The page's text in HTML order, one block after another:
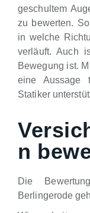
geschultem
zu bewerten.
in welche
verläuft. Auch
Bewegung ist.
eine Aussage
Statiker
n
Die
Berlingerode